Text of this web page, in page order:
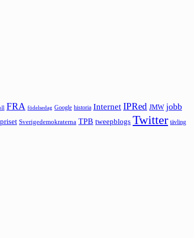
FRA födelsedag Google historia Internet IPRed JMW jobb
Sverigedemokraterna TPB tweepblogs Twitter tävling